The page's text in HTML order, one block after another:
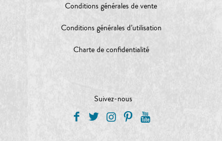
Conditions générales de vente
Conditions générales d’utilisation
Charte de confidentialité
Suivez-nous